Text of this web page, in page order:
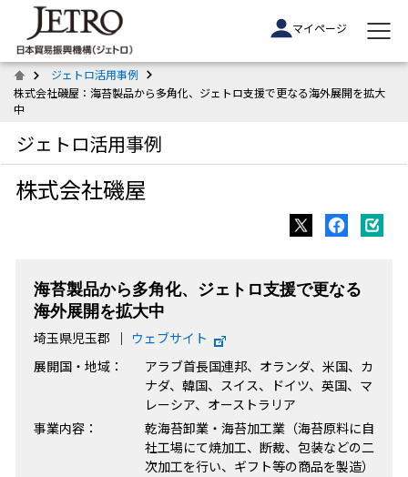
マイページ
ジェトロ活用事例
株式会社磯屋：海苔製品から多角化、ジェトロ支援で更なる海外展開を拡大
中
ジェトロ活用事例
株式会社磯屋
海苔製品から多角化、ジェトロ支援で更なる
海外展開を拡大中
埼玉県児玉郡
ウェブサイト
展開国・地域：
アラブ首長国連邦、オランダ、米国、カ
ナダ、韓国、スイス、ドイツ、英国、マ
レーシア、オーストラリア
事業内容：
乾海苔卸業・海苔加工業（海苔原料に自
社工場にて焼加工、断裁、包装などの二
次加工を行い、ギフト等の商品を製造）